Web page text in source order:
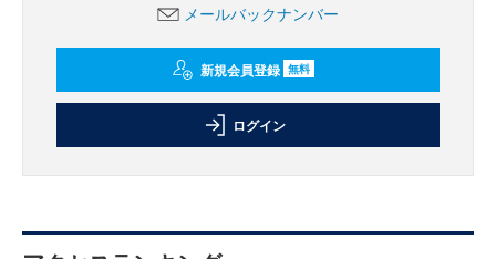
メールバックナンバー
新規会員登録 無料
ログイン